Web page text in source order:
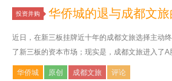
投资并购 华侨城的退与成都文
近日，在新三板挂牌近十年的成都文旅选择主动
了新三板的资本市场；现实是，成都文旅进入了
华侨城 原创 成都文旅 评论